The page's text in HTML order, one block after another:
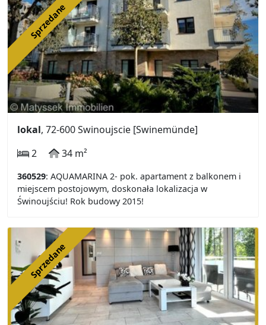
Sprzedane
lokal, 72-600 Swinoujscie [Swinemünde]
2
34 m²
360529: AQUAMARINA 2- pok. apartament z balkonem i
miejscem postojowym, doskonała lokalizacja w
Świnoujściu! Rok budowy 2015!
Sprzedane